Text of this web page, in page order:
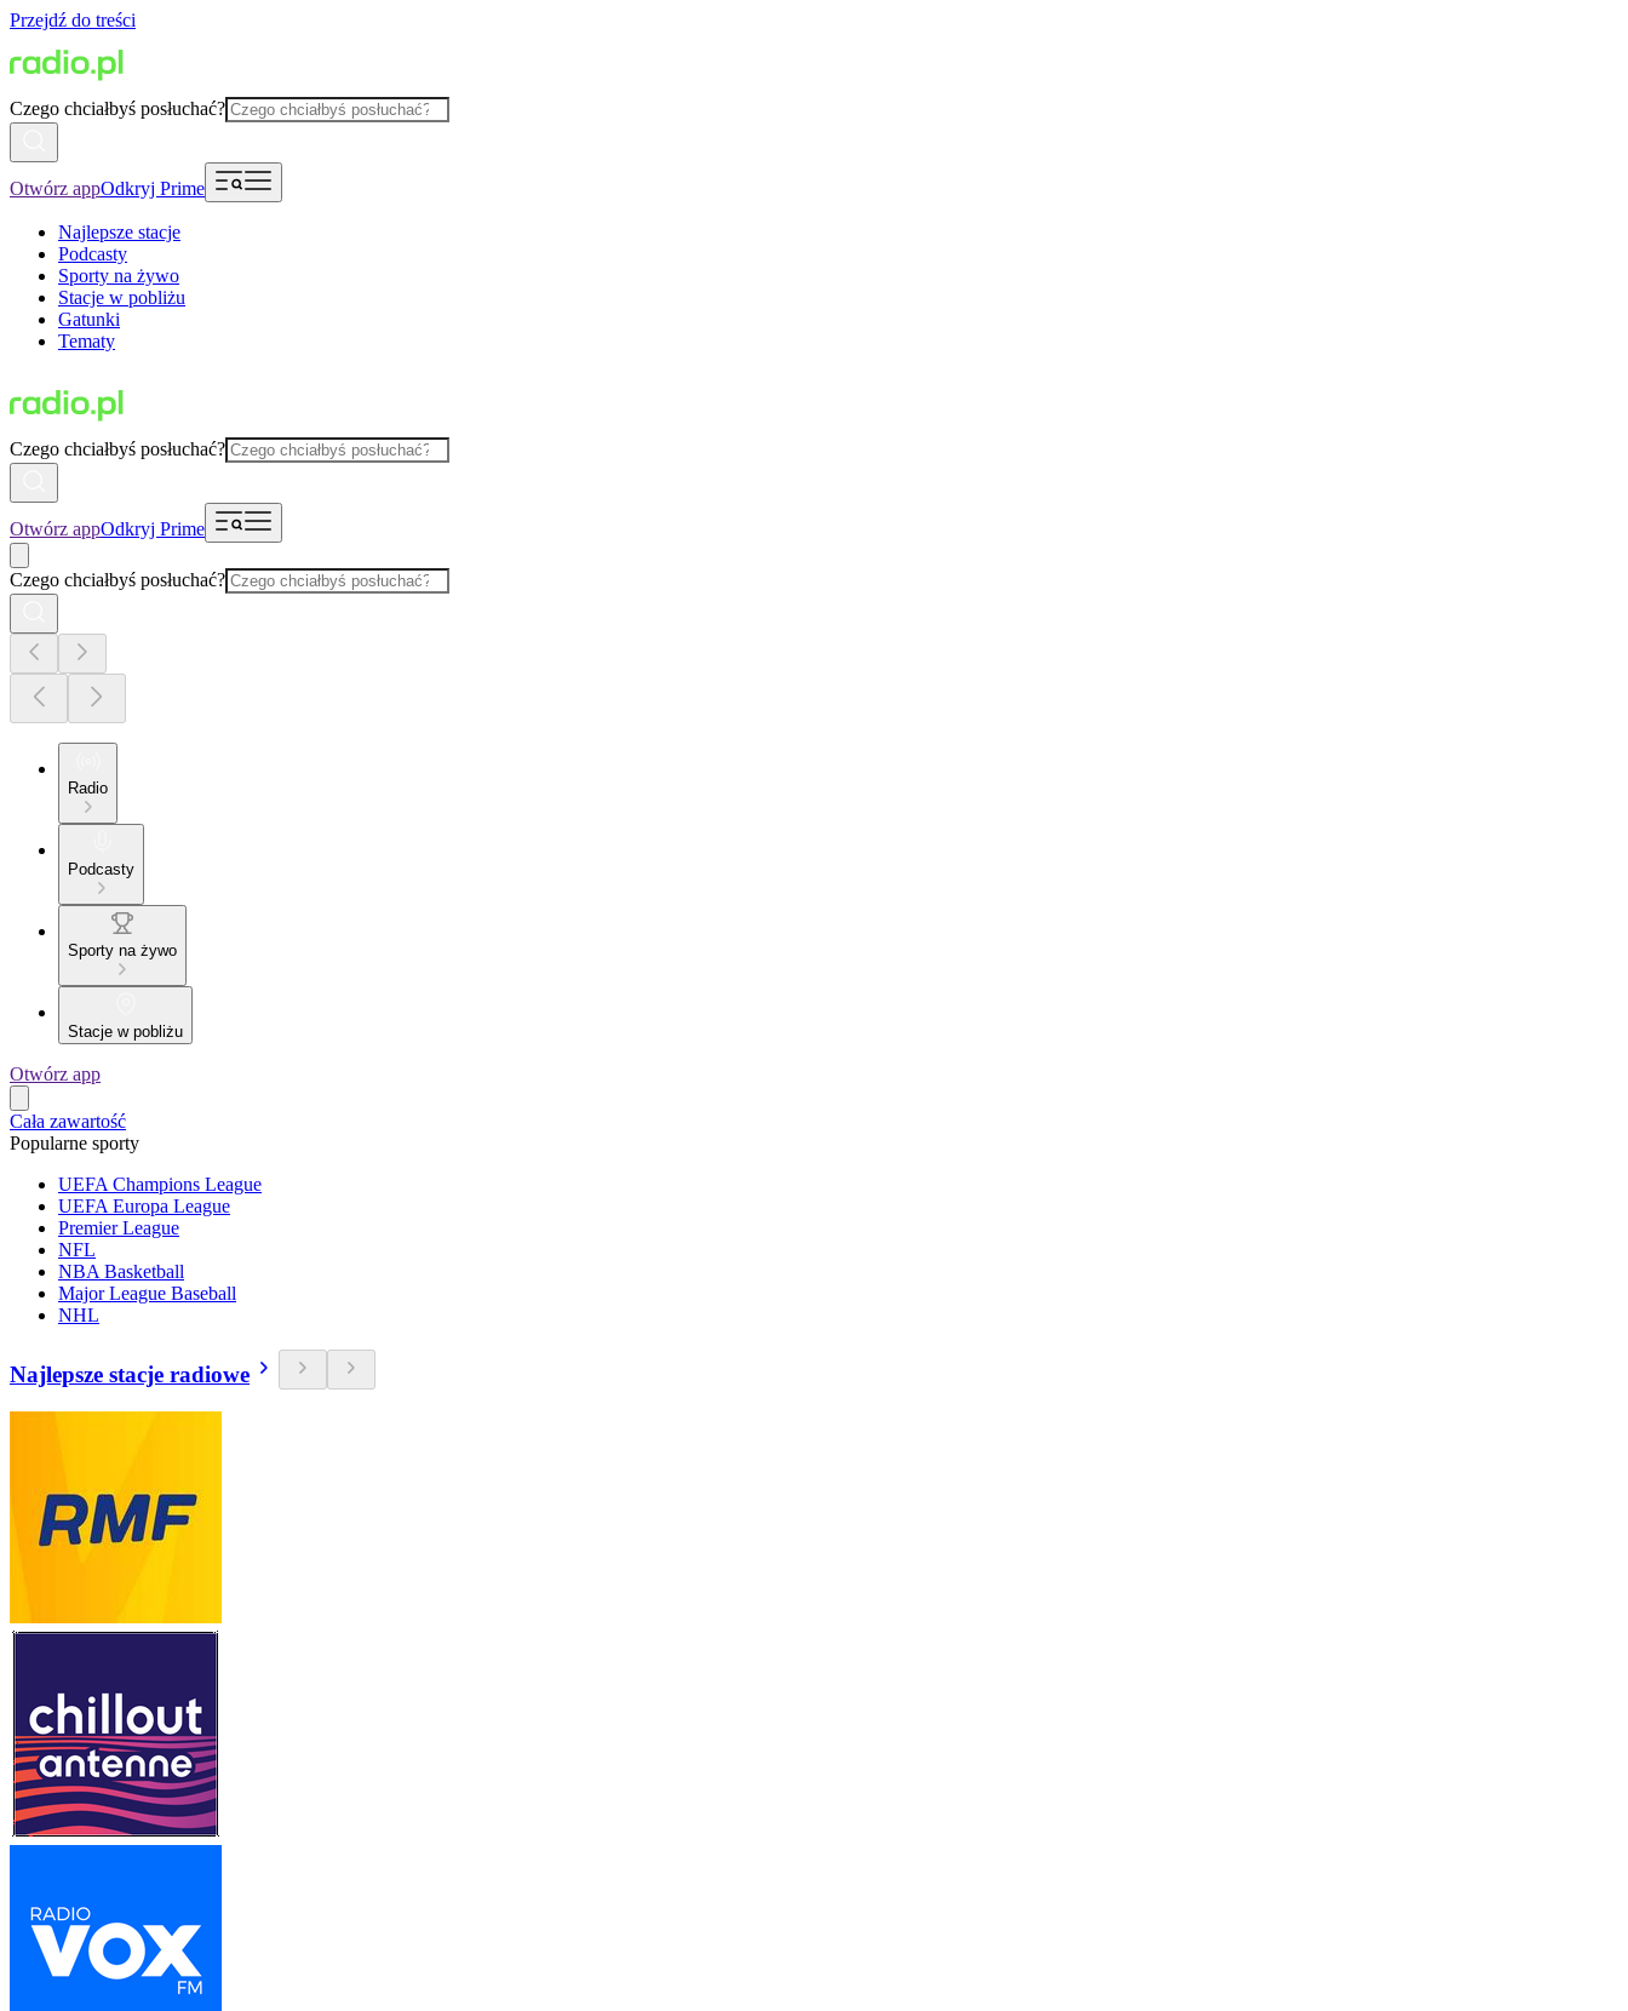
Przejdź do treści
Czego chciałbyś posłuchać?
Otwórz appOdkryj Prime
Najlepsze stacje
Podcasty
Sporty na żywo
Stacje w pobliżu
Gatunki
Tematy
Czego chciałbyś posłuchać?
Otwórz appOdkryj Prime
Czego chciałbyś posłuchać?
Radio
Podcasty
Sporty na żywo
Stacje w pobliżu
Otwórz app
Cała zawartość
Popularne sporty
UEFA Champions League
UEFA Europa League
Premier League
NFL
NBA Basketball
Major League Baseball
NHL
Najlepsze stacje radiowe